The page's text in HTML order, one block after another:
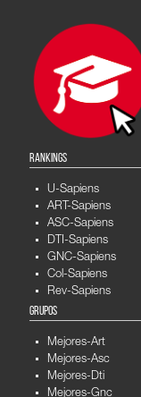
RANKINGS
U-Sapiens
ART-Sapiens
ASC-Sapiens
DTI-Sapiens
GNC-Sapiens
Col-Sapiens
Rev-Sapiens
GRUPOS
Mejores-Art
Mejores-Asc
Mejores-Dti
Mejores-Gnc